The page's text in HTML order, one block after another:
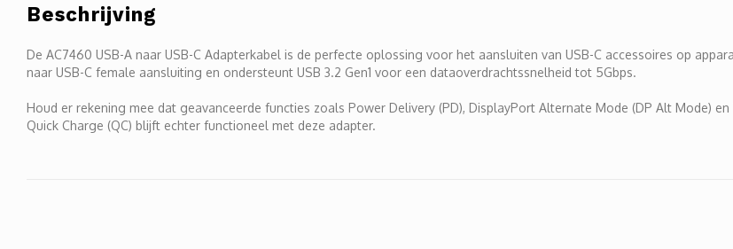
Beschrijving
De AC7460 USB-A naar USB-C Adapterkabel is de perfecte oplossing voor het aansluiten van USB-C accessoires op
naar USB-C female aansluiting en ondersteunt USB 3.2 Gen1 voor een dataoverdrachtssnelheid tot 5Gbps.
Houd er rekening mee dat geavanceerde functies zoals Power Delivery (PD), DisplayPort Alternate Mode (DP Alt Mode)
Quick Charge (QC) blijft echter functioneel met deze adapter.